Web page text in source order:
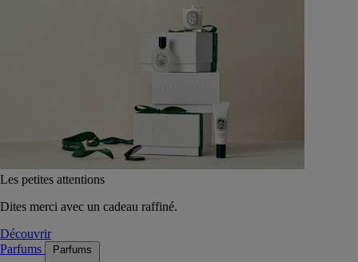
Les petites attentions
Dites merci avec un cadeau raffiné.
Découvrir
Parfums
Parfums